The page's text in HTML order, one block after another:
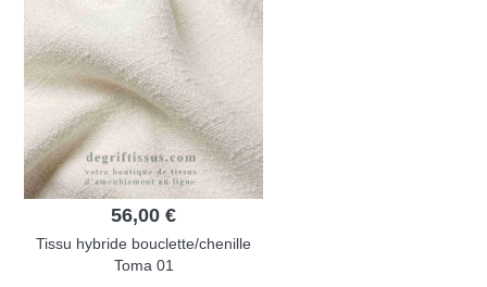
56,00 €
Tissu hybride bouclette/chenille
Toma 01